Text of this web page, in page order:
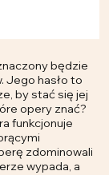
będzie
Jego hasło to
by stać się jej
opery znać?
funkcjonuje
zdominowali
wypada, a